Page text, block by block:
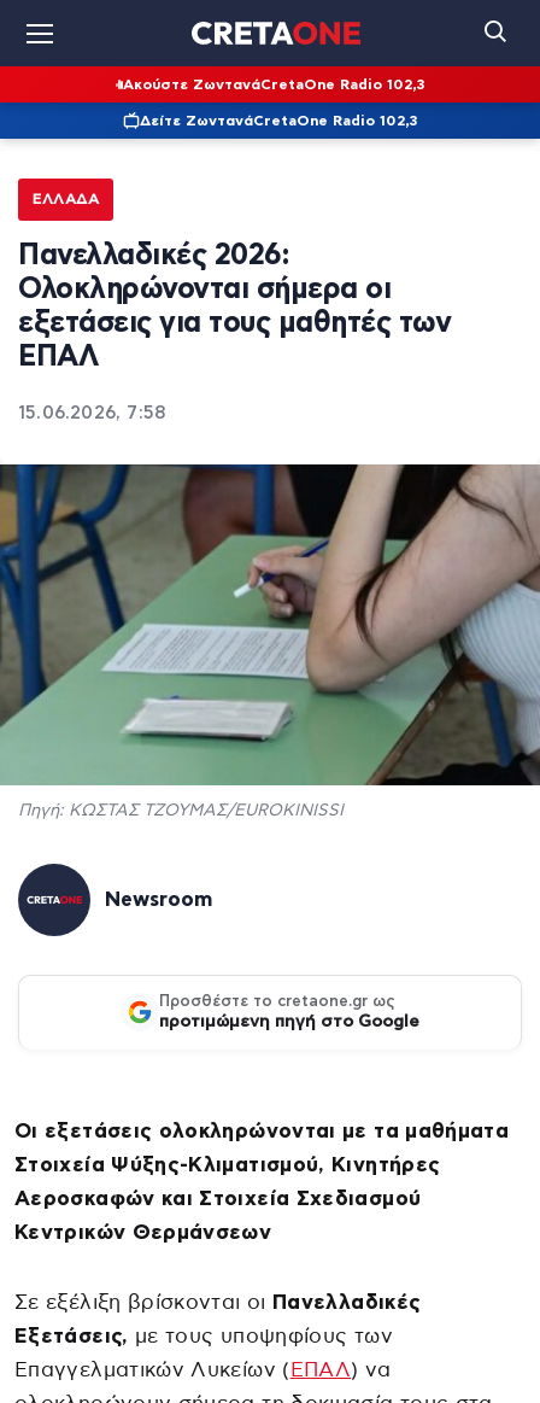
Ακούστε ΖωντανάCretaOne Radio 102,3
Δείτε ΖωντανάCretaOne Radio 102,3
ΕΛΛΆΔΑ
Πανελλαδικές 2026:
Ολοκληρώνονται σήμερα οι
εξετάσεις για τους μαθητές των
ΕΠΑΛ
15.06.2026, 7:58
Πηγή: ΚΩΣΤΑΣ ΤΖΟΥΜΑΣ/EUROKINISSI
Newsroom
Προσθέστε το cretaone.gr ως
προτιμώμενη πηγή στο Google
Οι εξετάσεις ολοκληρώνονται με τα μαθήματα
Στοιχεία Ψύξης-Κλιματισμού, Κινητήρες
Αεροσκαφών και Στοιχεία Σχεδιασμού
Κεντρικών Θερμάνσεων
Σε εξέλιξη βρίσκονται οι Πανελλαδικές
Εξετάσεις, με τους υποψηφίους των
Επαγγελματικών Λυκείων ( ΕΠΑΛ) να